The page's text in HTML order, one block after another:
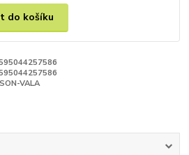
do košíku
VALA